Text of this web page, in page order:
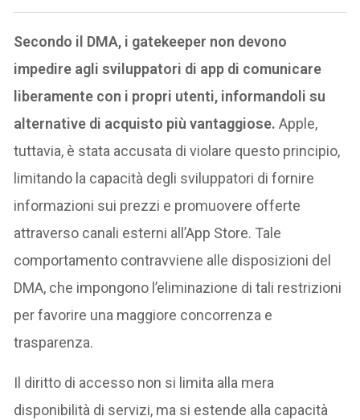
Secondo il DMA, i gatekeeper non devono
impedire agli sviluppatori di app di comunicare
liberamente con i propri utenti, informandoli su
alternative di acquisto più vantaggiose. Apple,
tuttavia, è stata accusata di violare questo principio,
limitando la capacità degli sviluppatori di fornire
informazioni sui prezzi e promuovere offerte
attraverso canali esterni all’App Store. Tale
comportamento contravviene alle disposizioni del
DMA, che impongono l’eliminazione di tali restrizioni
per favorire una maggiore concorrenza e
trasparenza.
Il diritto di accesso non si limita alla mera
disponibilità di servizi, ma si estende alla capacità